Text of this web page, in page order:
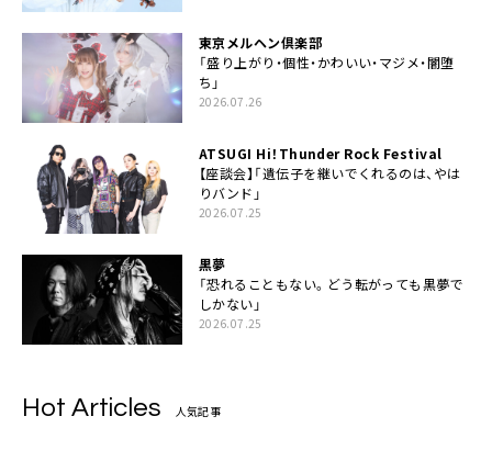
東京メルヘン倶楽部
「盛り上がり・個性・かわいい・マジメ・闇堕
ち」
2026.07.26
ATSUGI Hi！Thunder Rock Festival
【座談会】「遺伝子を継いでくれるのは、やは
りバンド」
2026.07.25
黒夢
「恐れることもない。どう転がっても黒夢で
しかない」
2026.07.25
Hot Articles 人気記事